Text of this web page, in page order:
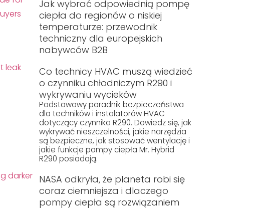
Jak wybrać odpowiednią pompę
ciepła do regionów o niskiej
temperaturze: przewodnik
techniczny dla europejskich
nabywców B2B
Co technicy HVAC muszą wiedzieć
o czynniku chłodniczym R290 i
wykrywaniu wycieków
Podstawowy poradnik bezpieczeństwa
dla techników i instalatorów HVAC
dotyczący czynnika R290. Dowiedz się, jak
wykrywać nieszczelności, jakie narzędzia
są bezpieczne, jak stosować wentylację i
jakie funkcje pompy ciepła Mr. Hybrid
R290 posiadają.
NASA odkryła, że planeta robi się
coraz ciemniejsza i dlaczego
pompy ciepła są rozwiązaniem